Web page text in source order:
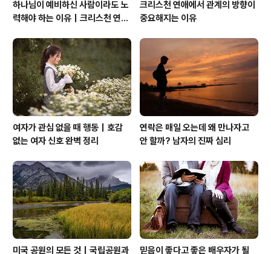
하나님이 예비하신 사람이라도 노
력해야 하는 이유｜크리스천 연애
크리스천 연애에서 관계의 방향이
중요해지는 이유
여자가 관심 없을 때 행동｜호감
없는 여자 신호 완벽 정리
연락은 매일 오는데 왜 만나자고
안 할까? 남자의 진짜 심리
미국 공원의 모든 것｜국립공원과 믿음이 좋다고 좋은 배우자가 될